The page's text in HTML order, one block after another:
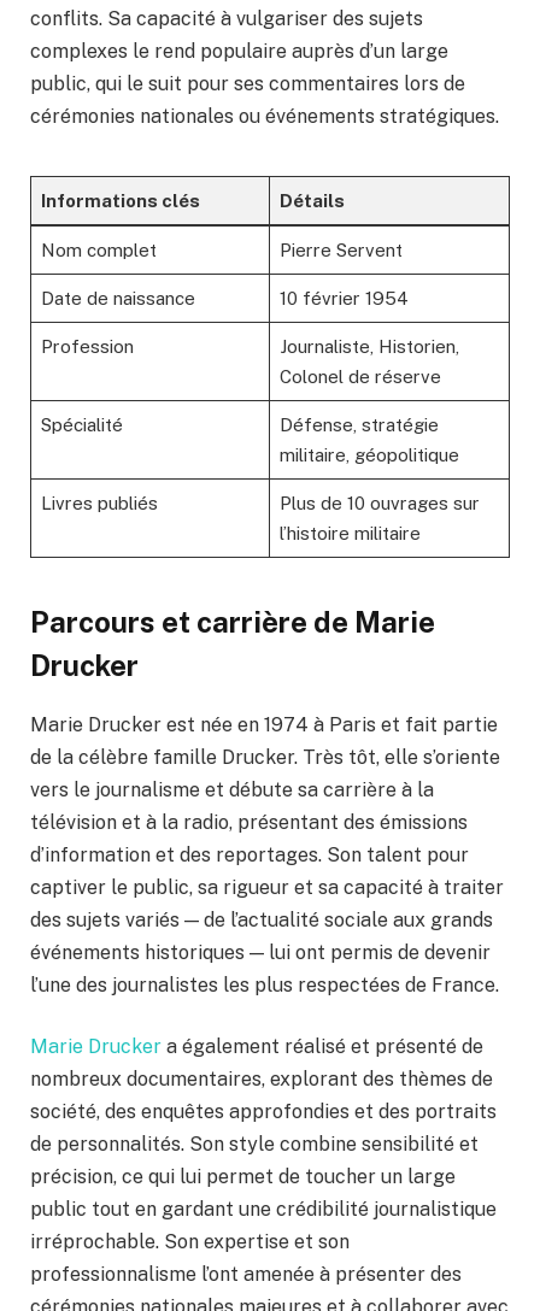
conflits. Sa capacité à vulgariser des sujets
complexes le rend populaire auprès d’un large
public, qui le suit pour ses commentaires lors de
cérémonies nationales ou événements stratégiques.
Informations clés Détails
Nom complet Pierre Servent
Date de naissance 10 février 1954
Profession
Journaliste, Historien,
Colonel de réserve
Spécialité
Défense, stratégie
militaire, géopolitique
Livres publiés
Plus de 10 ouvrages sur
l’histoire militaire
Parcours et carrière de Marie
Drucker
Marie Drucker est née en 1974 à Paris et fait partie
de la célèbre famille Drucker. Très tôt, elle s’oriente
vers le journalisme et débute sa carrière à la
télévision et à la radio, présentant des émissions
d’information et des reportages. Son talent pour
captiver le public, sa rigueur et sa capacité à traiter
des sujets variés — de l’actualité sociale aux grands
événements historiques — lui ont permis de devenir
l’une des journalistes les plus respectées de France.
Marie Drucker a également réalisé et présenté de
nombreux documentaires, explorant des thèmes de
société, des enquêtes approfondies et des portraits
de personnalités. Son style combine sensibilité et
précision, ce qui lui permet de toucher un large
public tout en gardant une crédibilité journalistique
irréprochable. Son expertise et son
professionnalisme l’ont amenée à présenter des